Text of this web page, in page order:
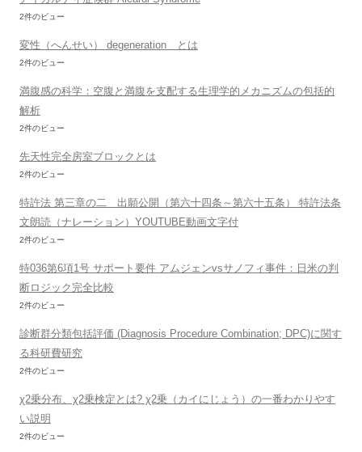
2件のビュー
変性（へんせい） degeneration とは
2件のビュー
満腹感の科学：空腹と満腹を支配する生理学的メカニズムの包括的
解析
2件のビュー
先天性完全房室ブロックとは
2件のビュー
特許法 第三章の二 出願公開（第六十四条～第六十五条） 特許法条
文朗読（ナレーション）YOUTUBE動画文字付
2件のビュー
特036第6項1号 サポート要件 アムジェンvsサノフィ事件：日米の判
断ロジック完全比較
2件のビュー
診断群分類包括評価 (Diagnosis Procedure Combination; DPC)に関す
る科研費研究
2件のビュー
χ2乗分布、χ2乗検定とは? χ2乗（カイにじょう）の一番わかりやす
い説明
2件のビュー